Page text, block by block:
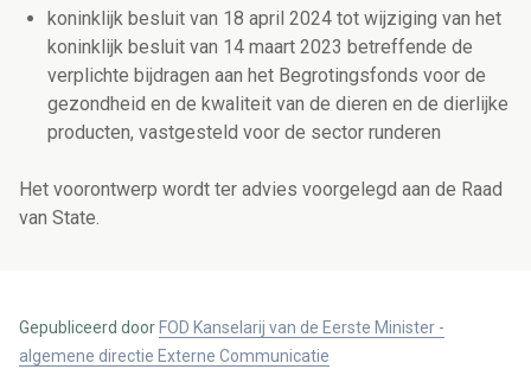
koninklijk besluit van 18 april 2024 tot wijziging van het
koninklijk besluit van 14 maart 2023 betreffende de
verplichte bijdragen aan het Begrotingsfonds voor de
gezondheid en de kwaliteit van de dieren en de dierlijke
producten, vastgesteld voor de sector runderen
Het voorontwerp wordt ter advies voorgelegd aan de Raad
van State.
Gepubliceerd door FOD Kanselarij van de Eerste Minister -
algemene directie Externe Communicatie